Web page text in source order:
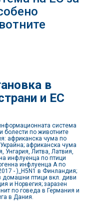
в
и ЕС
система
болести по животните
африканска чума по
африканска чума
Унгария, Литва, Латвия,
инфлуенца по птици
инфлуенца А по
- )_H5N1 в Финландия;
домашни птици вкл. диви
и Норвегия; заразен
по говеда в Германия и
в Дания.